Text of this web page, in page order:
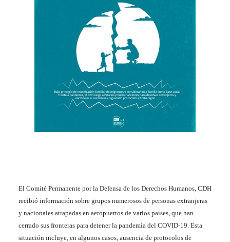
El Comité Permanente por la Defensa de los Derechos Humanos, CDH
recibió información sobre grupos numerosos de personas extranjeras
y nacionales atrapadas en aeropuertos de varios países, que han
cerrado sus fronteras para detener la pandemia del COVID-19. Esta
situación incluye, en algunos casos, ausencia de protocolos de